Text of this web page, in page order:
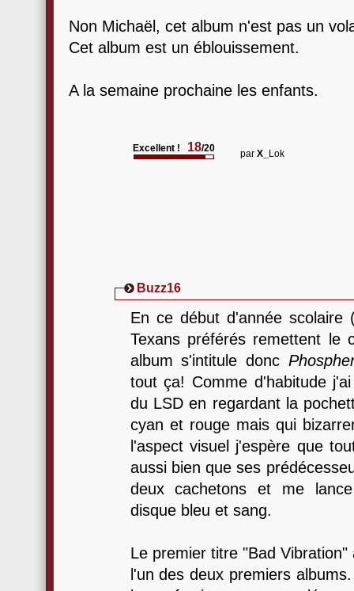
Non Michaël, cet album n'est pas un
Cet album est un éblouissement.
A la semaine prochaine les enfants.
Excellent ! 18/20 par X_ Lok
Buzz16
En ce début d'année scolaire
Texans préférés remettent le
album s'intitule donc
tout ça! Comme d'habitude
du LSD en regardant la
cyan et rouge mais qui
l'aspect visuel j'espère que
aussi bien que ses
deux cachetons et me
disque bleu et sang.
Le premier titre "Bad
l'un des deux premiers